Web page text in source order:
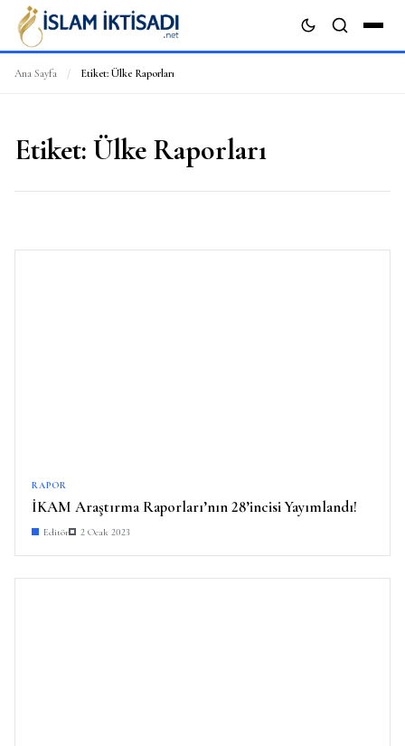
Ana Sayfa / Etiket: Ülke Raporları
Etiket: Ülke Raporları
RAPOR
İKAM Araştırma Raporları’nın 28’incisi Yayımlandı!
Editör 2 Ocak 2023